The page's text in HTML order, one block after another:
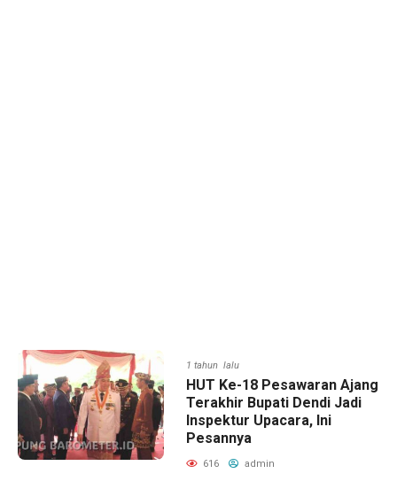
1 tahun lalu
‎HUT Ke-18 Pesawaran Ajang
Terakhir Bupati Dendi Jadi
Inspektur Upacara, Ini
Pesannya ‎
616 admin